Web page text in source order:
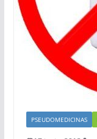
PSEUDOMEDICINAS